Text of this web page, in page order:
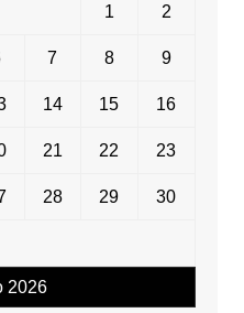
2026
1 2
7 8 9
14 15 16
21 22 23
28 29 30